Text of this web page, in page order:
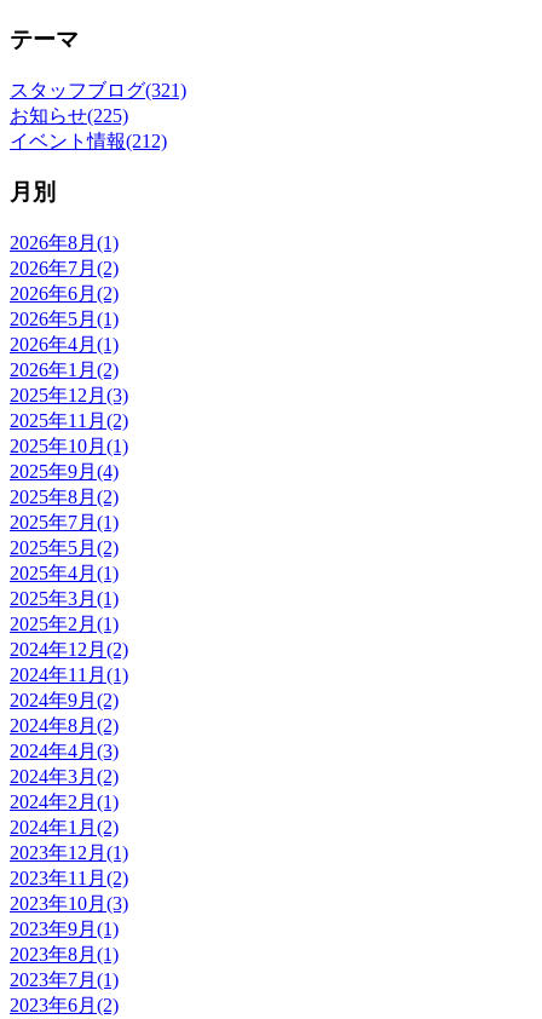
テーマ
スタッフブログ(321)
お知らせ(225)
イベント情報(212)
月別
2026年8月(1)
2026年7月(2)
2026年6月(2)
2026年5月(1)
2026年4月(1)
2026年1月(2)
2025年12月(3)
2025年11月(2)
2025年10月(1)
2025年9月(4)
2025年8月(2)
2025年7月(1)
2025年5月(2)
2025年4月(1)
2025年3月(1)
2025年2月(1)
2024年12月(2)
2024年11月(1)
2024年9月(2)
2024年8月(2)
2024年4月(3)
2024年3月(2)
2024年2月(1)
2024年1月(2)
2023年12月(1)
2023年11月(2)
2023年10月(3)
2023年9月(1)
2023年8月(1)
2023年7月(1)
2023年6月(2)